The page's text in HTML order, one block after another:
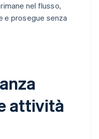
nel flusso,
e prosegue senza
attività